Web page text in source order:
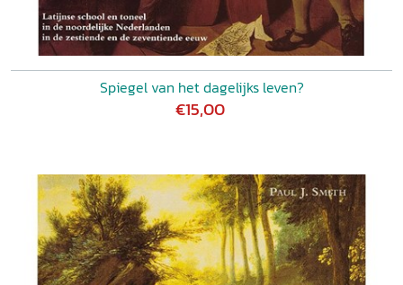
Spiegel van het dagelijks leven?
€15,00